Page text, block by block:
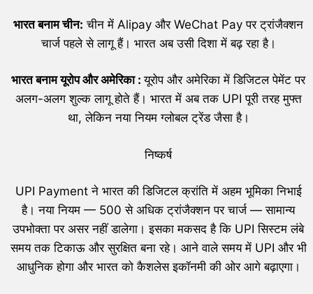
भारत बनाम चीन: चीन में Alipay और WeChat Pay पर ट्रांजैक्शन
चार्ज पहले से लागू हैं। भारत अब उसी दिशा में बढ़ रहा है।
भारत बनाम यूरोप और अमेरिका :यूरोप और अमेरिका में डिजिटल पेमेंट पर
अलग-अलग शुल्क लागू होते हैं। भारत में अब तक UPI पूरी तरह मुफ्त
था, लेकिन नया नियम ग्लोबल ट्रेंड जैसा है।
निष्कर्ष
UPI Payment ने भारत की डिजिटल क्रांति में अहम भूमिका निभाई
है। नया नियम — 500 से अधिक ट्रांजैक्शन पर चार्ज — सामान्य
उपभोक्ता पर असर नहीं डालेगा। इसका मकसद है कि UPI सिस्टम लंबे
समय तक टिकाऊ और सुरक्षित बना रहे। आने वाले समय में UPI और भी
आधुनिक होगा और भारत को कैशलेस इकॉनमी की ओर आगे बढ़ाएगा।